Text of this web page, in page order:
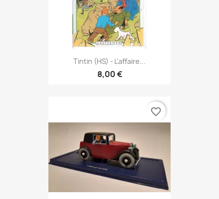
Tintin (HS) - L'affaire...
8,00 €
favorite_border